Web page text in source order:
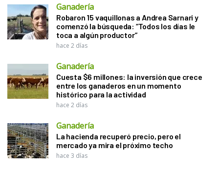
Ganadería
Robaron 15 vaquillonas a Andrea Sarnari y
comenzó la búsqueda: “Todos los días le
toca a algún productor”
hace 2 días
Ganadería
Cuesta $6 millones: la inversión que crece
entre los ganaderos en un momento
histórico para la actividad
hace 2 días
Ganadería
La hacienda recuperó precio, pero el
mercado ya mira el próximo techo
hace 3 días